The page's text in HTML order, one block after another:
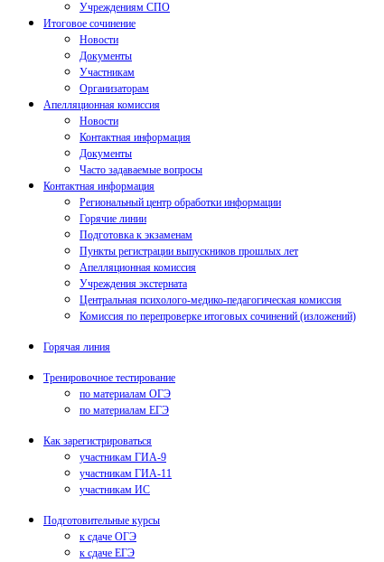
Учреждениям СПО
Итоговое сочинение
Новости
Документы
Участникам
Организаторам
Апелляционная комиссия
Новости
Контактная информация
Документы
Часто задаваемые вопросы
Контактная информация
Региональный центр обработки информации
Горячие линии
Подготовка к экзаменам
Пункты регистрации выпускников прошлых лет
Апелляционная комиссия
Учреждения экстерната
Центральная психолого-медико-педагогическая комиссия
Комиссия по перепроверке итоговых сочинений (изложений)
Горячая линия
Тренировочное тестирование
по материалам ОГЭ
по материалам ЕГЭ
Как зарегистрироваться
участникам ГИА-9
участникам ГИА-11
участникам ИС
Подготовительные курсы
к сдаче ОГЭ
к сдаче ЕГЭ